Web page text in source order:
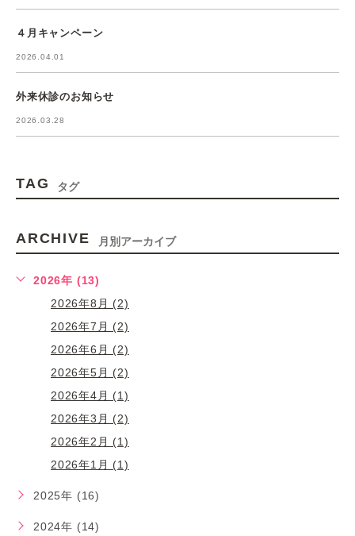
４月キャンペーン
2026.04.01
外来休診のお知らせ
2026.03.28
TAG タグ
ARCHIVE 月別アーカイブ
2026年 (13)
2026年8月 (2)
2026年7月 (2)
2026年6月 (2)
2026年5月 (2)
2026年4月 (1)
2026年3月 (2)
2026年2月 (1)
2026年1月 (1)
2025年 (16)
2024年 (14)